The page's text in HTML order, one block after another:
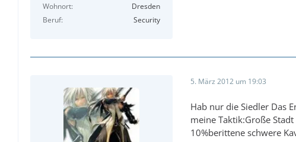
Wohnort
Dresden
Beruf
Security
5. März 2012 um 19:03
Hab nur die Siedler Das
meine Taktik:Große
10%berittene schwere